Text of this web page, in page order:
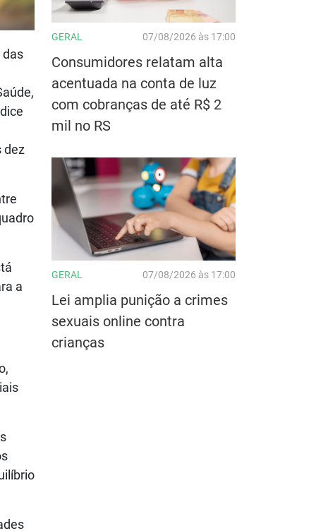
das
dez
a
GERAL 07/08/2026 às 17:00
Consumidores relatam alta
acentuada na conta de luz
com cobranças de até R$ 2
mil no RS
GERAL 07/08/2026 às 17:00
Lei amplia punição a crimes
sexuais online contra
crianças